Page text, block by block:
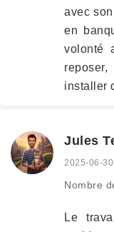
avec
en
volonté
installer
Jules
2025-06-
Nombre
Le